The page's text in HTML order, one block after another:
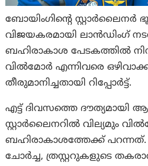
ബോയിംഗിന്റെ സ്റ്റാർലൈനർ
വിജയകരമായി ലാൻഡിംഗ്
ബഹിരാകാശ പേടകത്തിൽ
വിൽമോർ എന്നിവരെ
തീരുമാനിച്ചതായി റിപ്പോര്‍ട്ട്.
എട്ട് ദിവസത്തെ
സ്റ്റാർലൈനറിൽ വില്യമും
ബഹിരാകാശത്തേക്ക് പറന്നത്.
ചോർച്ച, ത്രസ്റ്ററുകളുടെ